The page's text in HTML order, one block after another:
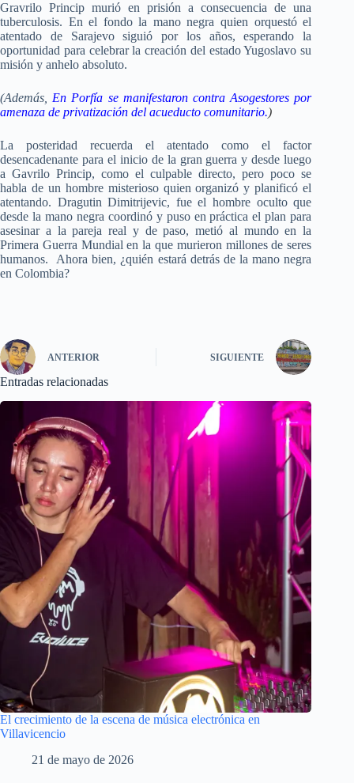
Gravrilo Princip murió en prisión a consecuencia de una
tuberculosis. En el fondo la mano negra quien orquestó el
atentado de Sarajevo siguió por los años, esperando la
oportunidad para celebrar la creación del estado Yugoslavo su
misión y anhelo absoluto.
(Además,
En Porfía se manifestaron contra Asogestores por
amenaza de privatización del acueducto comunitario.)
La posteridad recuerda el atentado como el factor
desencadenante para el inicio de la gran guerra y desde luego
a Gavrilo Princip, como el culpable directo, pero poco se
habla de un hombre misterioso quien organizó y planificó el
atentando. Dragutin Dimitrijevic, fue el hombre oculto que
desde la mano negra coordinó y puso en práctica el plan para
asesinar a la pareja real y de paso, metió al mundo en la
Primera Guerra Mundial en la que murieron millones de seres
humanos. Ahora bien, ¿quién estará detrás de la mano negra
en Colombia?
ANTERIOR SIGUIENTE
Entradas relacionadas
El crecimiento de la escena de música electrónica en
Villavicencio
21 de mayo de 2026